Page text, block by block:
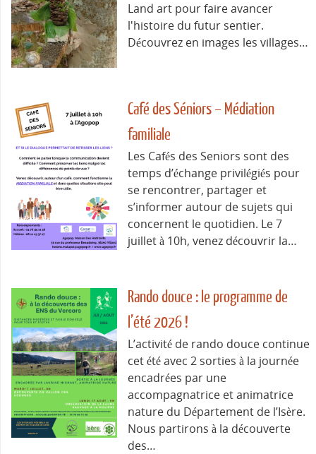
Land art pour faire avancer
l'histoire du futur sentier.
Découvrez en images les villages…
Café des Séniors – Médiation
familiale
Les Cafés des Seniors sont des
temps d’échange privilégiés pour
se rencontrer, partager et
s’informer autour de sujets qui
concernent le quotidien. Le 7
juillet à 10h, venez découvrir la…
Rando douce : le programme de
l’été 2026 !
L’activité de rando douce continue
cet été avec 2 sorties à la journée
encadrées par une
accompagnatrice et animatrice
nature du Département de l’Isère.
Nous partirons à la découverte
des…